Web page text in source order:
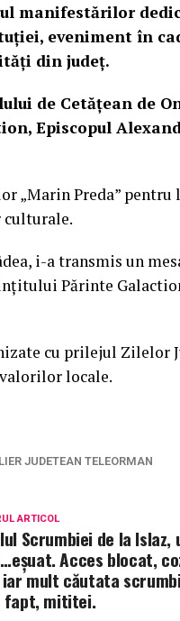
manifestărilor
eveniment în
din județ.
de Cetățean de
Episcopul
„Marin Preda”
i-a transmis un
Părinte
cu prilejul Zilelor
locale.
JUDETEAN TELEORMAN
ARTICOL
Scrumbiei de la Islaz,
Acces blocat,
mult căutata
fapt, mititei.